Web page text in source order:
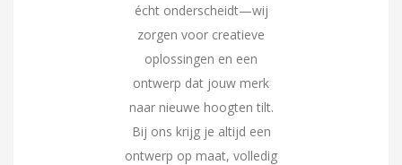
écht onderscheidt—wij
zorgen voor creatieve
oplossingen en een
ontwerp dat jouw merk
naar nieuwe hoogten tilt.
Bij ons krijg je altijd een
ontwerp op maat, volledig